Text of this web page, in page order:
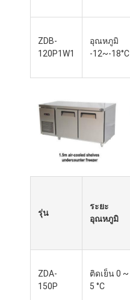
เกี่ยวกับเรา
ZDB-
120P1W1
อุณหภูมิ
-12~-18°C
รุ่น
ระยะ
อุณหภูมิ
ZDA-
150P
ติดเย็น 0 ~
5 °C